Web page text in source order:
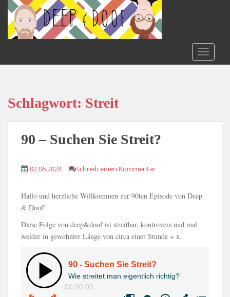
o
Schlagwort: Streit
90 – Suchen Sie Streit?
02.06.2024 Schreib einen Kommentar
Hallo und herzliche Willkommen zur 90ten Episode von Deep
& Doof!
Diese Folge von deep&doof ist streitbar, kontrovers und mal
weider in gewohnter Länge von circa einer Stunde + x.